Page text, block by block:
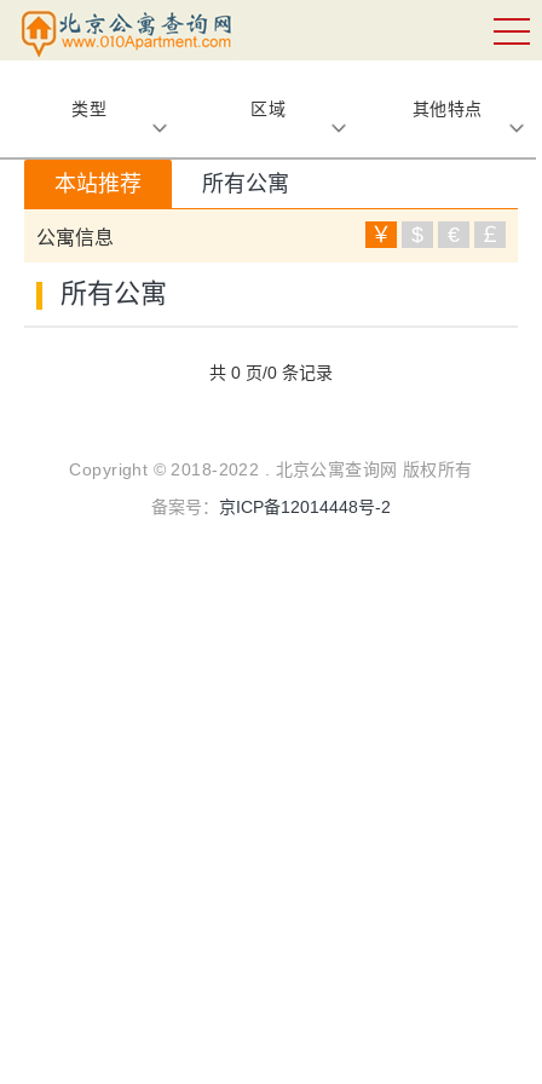
类型 区域 其他特点
本站推荐 所有公寓
公寓信息 ￥ $ € ￡
所有公寓
共 0 页/0 条记录
Copyright © 2018-2022 . 北京公寓查询网 版权所有
备案号： 京ICP备12014448号-2